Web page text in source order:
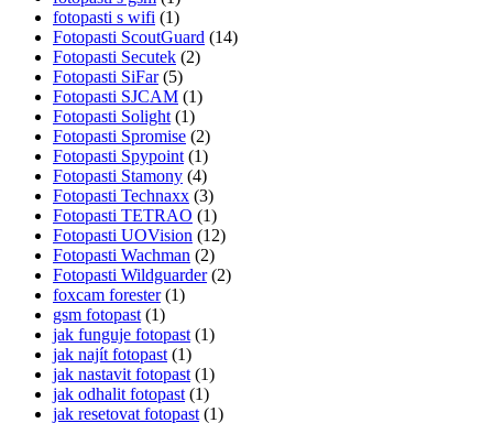
fotopasti s wifi (1)
Fotopasti ScoutGuard (14)
Fotopasti Secutek (2)
Fotopasti SiFar(5)
Fotopasti SJCAM (1)
Fotopasti Solight (1)
Fotopasti Spromise (2)
Fotopasti Spypoint (1)
Fotopasti Stamony (4)
Fotopasti Technaxx (3)
Fotopasti TETRAO (1)
Fotopasti UOVision (12)
Fotopasti Wachman (2)
Fotopasti Wildguarder(2)
foxcam forester(1)
gsm fotopast (1)
jak funguje fotopast (1)
jak najít fotopast (1)
jak nastavit fotopast (1)
jak odhalit fotopast (1)
jak resetovat fotopast (1)